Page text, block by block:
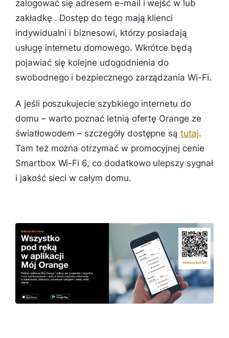
zalogować się adresem e-mail i wejść w lub
zakładkę . Dostęp do tego mają klienci
indywidualni i biznesowi, którzy posiadają
usługę internetu domowego. Wkrótce będą
pojawiać się kolejne udogodnienia do
swobodnego i bezpiecznego zarządzania Wi-Fi.
A jeśli poszukujecie szybkiego internetu do
domu – warto poznać letnią ofertę Orange ze
światłowodem – szczegóły dostępne sątutaj.
Tam też można otrzymać w promocyjnej cenie
Smartbox Wi-Fi 6, co dodatkowo ulepszy sygnał
i jakość sieci w całym domu.